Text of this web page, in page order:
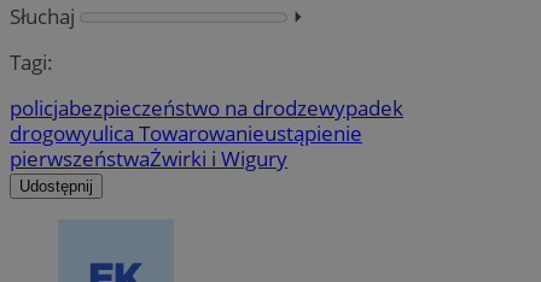
Słuchaj
⏵︎
Tagi:
policjabezpieczeństwo na drodzewypadek
drogowyulica Towarowanieustąpienie
pierwszeństwaŻwirki i Wigury
Udostępnij